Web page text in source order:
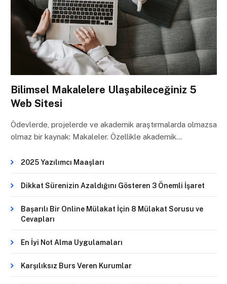
Bilimsel Makalelere Ulaşabileceğiniz 5
Web Sitesi
Ödevlerde, projelerde ve akademik araştırmalarda olmazsa
olmaz bir kaynak: Makaleler. Özellikle akademik…
2025 Yazılımcı Maaşları
Dikkat Sürenizin Azaldığını Gösteren 3 Önemli İşaret
Başarılı Bir Online Mülakat İçin 8 Mülakat Sorusu ve
Cevapları
En İyi Not Alma Uygulamaları
Karşılıksız Burs Veren Kurumlar